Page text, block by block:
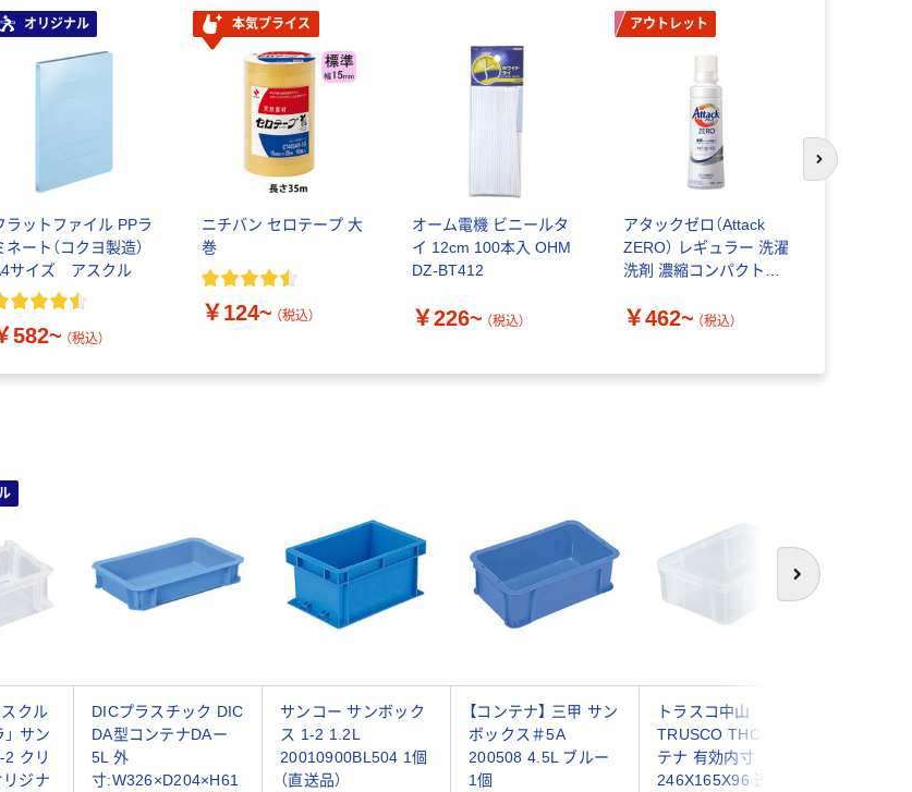
オリジナル
ラットファイル PPラ
ネート（コクヨ製造）
サイズ アスクル
582~ （税込）
本気プライス
ニチバン セロテープ 大
巻
￥124~ （税込）
オーム電機 ビニールタ
イ 12cm 100本入 OHM
DZ-BT412
￥226~ （税込）
アウトレット
アタックゼロ（Attack
ZERO） レギュラー 洗濯
洗剤 濃縮コンパクトタ
￥462~ （税込）
次のスライド
次へ
スクル
サン
2 クリ
ジナ
DICプラスチック DIC
DA型コンテナDAー
5L 外
寸:W326×D204×H61
サンコー サンボック
ス 1-2 1.2L
20010900BL504 1個
（直送品）
【コンテナ】 三甲 サン
ボックス＃5A
200508 4.5L ブルー
1個
トラスコ中山
TRUSCO THC型コン
テナ 有効内寸
246X165X96 透明